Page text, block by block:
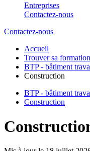
Entreprises
Contactez-nous
Contactez-nous
Accueil
Trouver sa formation
BTP - bâtiment
Construction
BTP - bâtiment
Construction